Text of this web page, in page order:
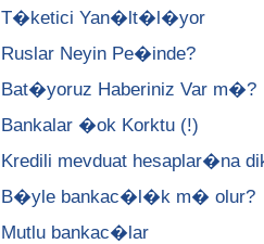
T�ketici Yan�lt�l�yor
Ruslar Neyin Pe�inde?
Bat�yoruz Haberiniz Var m�?
Bankalar �ok Korktu (!)
Kredili mevduat hesaplar�na
B�yle bankac�l�k m� olur?
Mutlu bankac�lar